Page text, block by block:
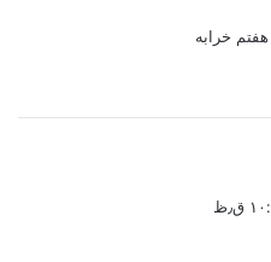
خرابه